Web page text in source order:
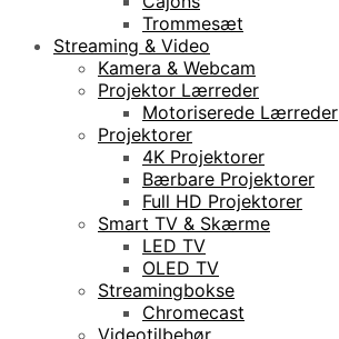
Trommesæt
Streaming & Video
Kamera & Webcam
Projektor Lærreder
Motoriserede Lærreder
Projektorer
4K Projektorer
Bærbare Projektorer
Full HD Projektorer
Smart TV & Skærme
LED TV
OLED TV
Streamingbokse
Chromecast
Videotilbehør